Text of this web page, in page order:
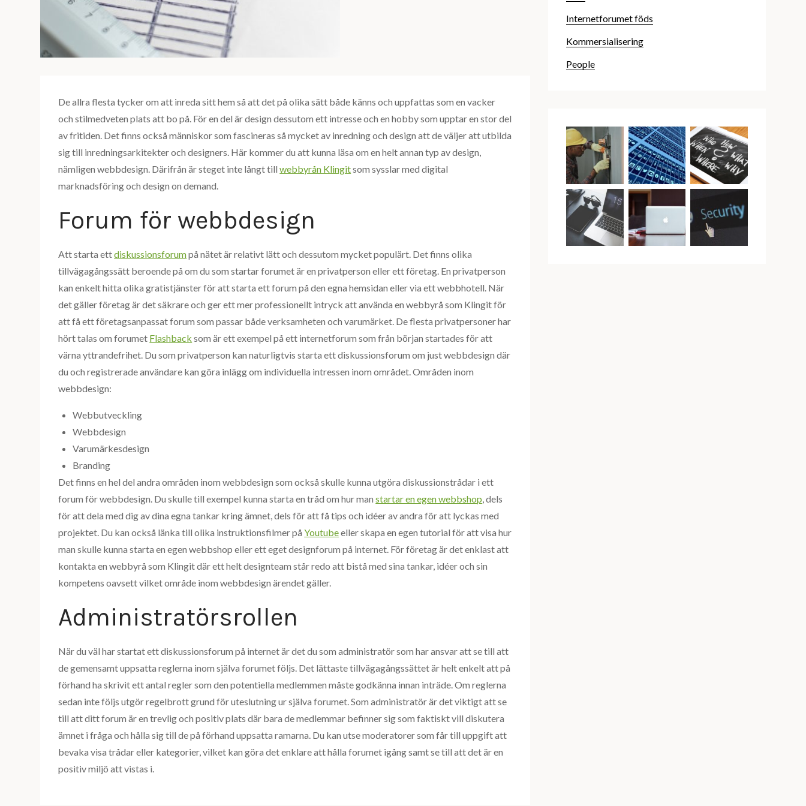
De allra flesta tycker om att inreda sitt hem så att det på olika sätt både känns och uppfattas som en vacker
och stilmedveten plats att bo på. För en del är design dessutom ett intresse och en hobby som upptar en stor del
av fritiden. Det finns också människor som fascineras så mycket av inredning och design att de väljer att utbilda
sig till inredningsarkitekter och designers. Här kommer du att kunna läsa om en helt annan typ av design,
nämligen webbdesign. Därifrån är steget inte långt tillwebbyrån Klingitsom sysslar med digital
marknadsföring och design on demand.
Forum för webbdesign
Att starta ettdiskussionsforumpå nätet är relativt lätt och dessutom mycket populärt. Det finns olika
tillvägagångssätt beroende på om du som startar forumet är en privatperson eller ett företag. En privatperson
kan enkelt hitta olika gratistjänster för att starta ett forum på den egna hemsidan eller via ett webbhotell. När
det gäller företag är det säkrare och ger ett mer professionellt intryck att använda en webbyrå som Klingit för
att få ett företagsanpassat forum som passar både verksamheten och varumärket. De flesta privatpersoner har
hört talas om forumet Flashback som är ett exempel på ett internetforum som från början startades för att
värna yttrandefrihet. Du som privatperson kan naturligtvis starta ett diskussionsforum om just webbdesign där
du och registrerade användare kan göra inlägg om individuella intressen inom området. Områden inom
webbdesign:
Webbutveckling
Webbdesign
Varumärkesdesign
Branding
Det finns en hel del andra områden inom webbdesign som också skulle kunna utgöra diskussionstrådar i ett
forum för webbdesign. Du skulle till exempel kunna starta en tråd om hur manstartar en egen webbshop, dels
för att dela med dig av dina egna tankar kring ämnet, dels för att få tips och idéer av andra för att lyckas med
projektet. Du kan också länka till olika instruktionsfilmer påYoutubeeller skapa en egen tutorial för att visa hur
man skulle kunna starta en egen webbshop eller ett eget designforum på internet. För företag är det enklast att
kontakta en webbyrå som Klingit där ett helt designteam står redo att bistå med sina tankar, idéer och sin
kompetens oavsett vilket område inom webbdesign ärendet gäller.
Administratörsrollen
När du väl har startat ett diskussionsforum på internet är det du som administratör som har ansvar att se till att
de gemensamt uppsatta reglerna inom själva forumet följs. Det lättaste tillvägagångssättet är helt enkelt att på
förhand ha skrivit ett antal regler som den potentiella medlemmen måste godkänna innan inträde. Om reglerna
sedan inte följs utgör regelbrott grund för uteslutning ur själva forumet. Som administratör är det viktigt att se
till att ditt forum är en trevlig och positiv plats där bara de medlemmar befinner sig som faktiskt vill diskutera
ämnet i fråga och hålla sig till de på förhand uppsatta ramarna. Du kan utse moderatorer som får till uppgift att
bevaka visa trådar eller kategorier, vilket kan göra det enklare att hålla forumet igång samt se till att det är en
positiv miljö att vistas i.
Internetforumet föds
Kommersialisering
People